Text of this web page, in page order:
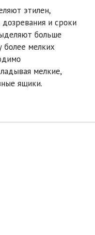
этилен,
и сроки
больше
более мелких
мелкие,
ящики.